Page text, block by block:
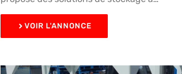
VOIR L'ANNONCE